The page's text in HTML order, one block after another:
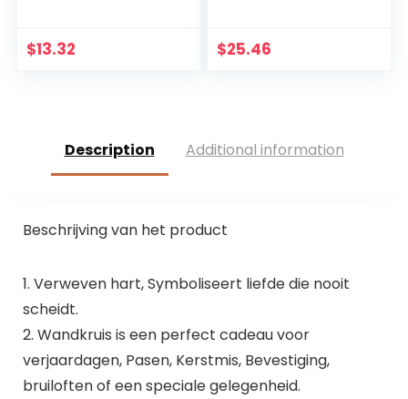
Kruis Eenvoudige
$13.32
Home Decoratie
$25.46
Description Additional information
Beschrijving van het product
1. Verweven hart, Symboliseert liefde die nooit
scheidt.
2. Wandkruis is een perfect cadeau voor
verjaardagen, Pasen, Kerstmis, Bevestiging,
bruiloften of een speciale gelegenheid.